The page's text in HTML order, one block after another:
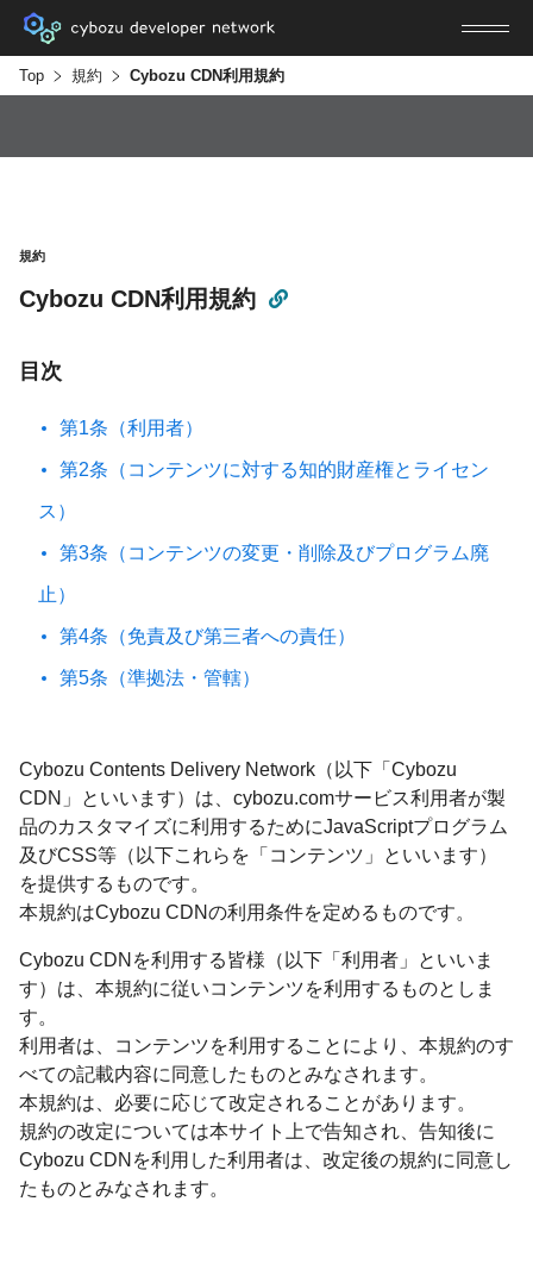
Top 規約 Cybozu CDN利用規約
規約
Cybozu CDN利用規約
目次
第1条（利用者）
第2条（コンテンツに対する知的財産権とライセン
ス）
第3条（コンテンツの変更・削除及びプログラム廃
止）
第4条（免責及び第三者への責任）
第5条（準拠法・管轄）
Cybozu Contents Delivery Network（以下「Cybozu
CDN」といいます）は、cybozu.comサービス利用者が製
品のカスタマイズに利用するためにJavaScriptプログラム
及びCSS等（以下これらを「コンテンツ」といいます）
を提供するものです。
本規約はCybozu CDNの利用条件を定めるものです。
Cybozu CDNを利用する皆様（以下「利用者」といいま
す）は、本規約に従いコンテンツを利用するものとしま
す。
利用者は、コンテンツを利用することにより、本規約のす
べての記載内容に同意したものとみなされます。
本規約は、必要に応じて改定されることがあります。
規約の改定については本サイト上で告知され、告知後に
Cybozu CDNを利用した利用者は、改定後の規約に同意し
たものとみなされます。